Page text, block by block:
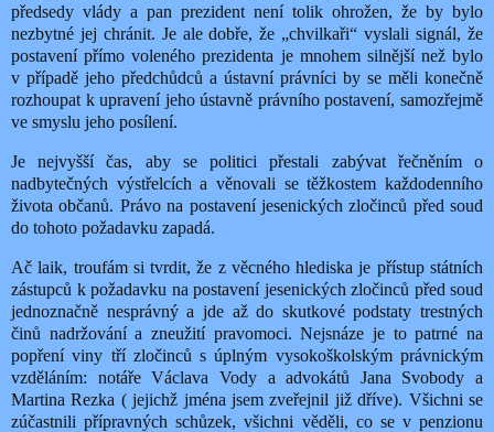
předsedy vlády a pan prezident není tolik ohrožen, že by bylo
nezbytné jej chránit. Je ale dobře, že „chvilkaři“ vyslali signál, že
postavení přímo voleného prezidenta je mnohem silnější než bylo
v případě jeho předchůdců a ústavní právníci by se měli konečně
rozhoupat k upravení jeho ústavně právního postavení, samozřejmě
ve smyslu jeho posílení.
Je nejvyšší čas, aby se politici přestali zabývat řečněním o
nadbytečných výstřelcích a věnovali se těžkostem každodenního
života občanů. Právo na postavení jesenických zločinců před soud
do tohoto požadavku zapadá.
Ač laik, troufám si tvrdit, že z věcného hlediska je přístup státních
zástupců k požadavku na postavení jesenických zločinců před soud
jednoznačně nesprávný a jde až do skutkové podstaty trestných
činů nadržování a zneužití pravomoci. Nejsnáze je to patrné na
popření viny tří zločinců s úplným vysokoškolským právnickým
vzděláním: notáře Václava Vody a advokátů Jana Svobody a
Martina Rezka ( jejichž jména jsem zveřejnil již dříve). Všichni se
zúčastnili přípravných schůzek, všichni věděli, co se v penzionu